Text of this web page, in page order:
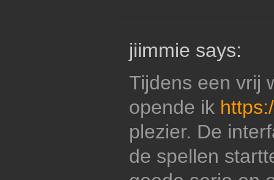
jiimmie says:
Tijdens een vrij
opende ik
plezier. De
de spellen